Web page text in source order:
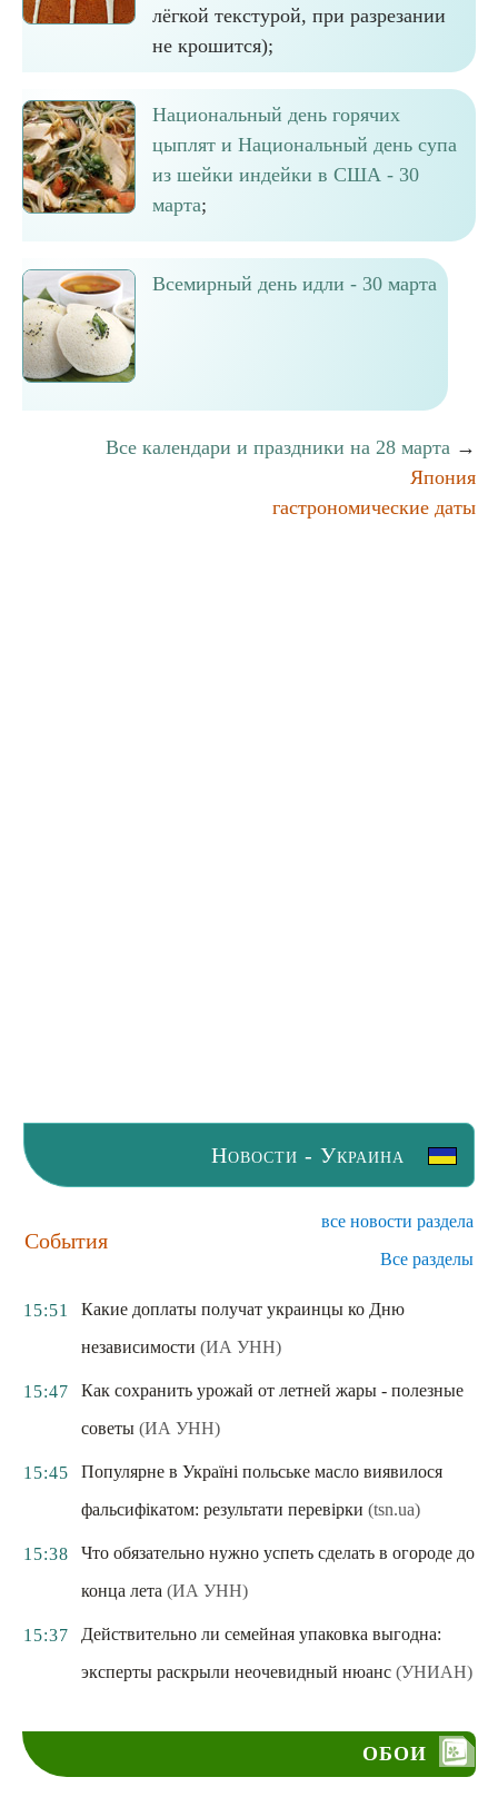
лёгкой текстурой, при разрезании
не крошится);
Национальный день горячих
цыплят и Национальный день супа
из шейки индейки в США - 30
марта;
Всемирный день идли - 30 марта
Все календари и праздники на 28 марта →
Япония
гастрономические даты
Новости - Украина
События
все новости раздела
Все разделы
15:51
Какие доплаты получат украинцы ко Дню
независимости (ИА УНН)
15:47
Как сохранить урожай от летней жары - полезные
советы (ИА УНН)
15:45
Популярне в Україні польське масло виявилося
фальсифікатом: результати перевірки (tsn.ua)
15:38
Что обязательно нужно успеть сделать в огороде до
конца лета (ИА УНН)
15:37
Действительно ли семейная упаковка выгодна:
эксперты раскрыли неочевидный нюанс (УНИАН)
ОБОИ